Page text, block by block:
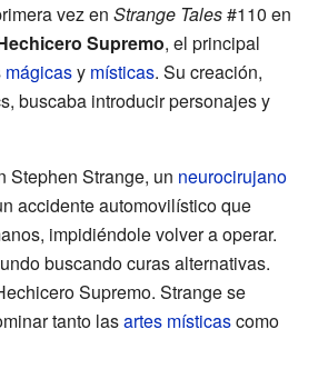
vez en Strange Tales#110 en
Supremo, el principal
mágicasy místicas. Su creación,
buscaba introducir personajes y
Stephen Strange, un neurocirujano
accidente automovilístico que
impidiéndole volver a operar.
buscando curas alternativas.
Supremo. Strange se
tanto lasartes místicascomo